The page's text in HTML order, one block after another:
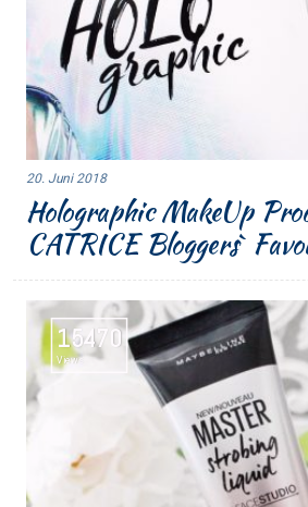
20. Juni 2018
Holographic MakeUp
CATRICE Bloggers`
15470
Views